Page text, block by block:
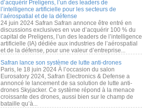
d’acquérir Preligens, l’un des leaders de
l’intelligence artificielle pour les secteurs de
l’aérospatial et de la défense
24 juin 2024 Safran Safran annonce être entré en
discussions exclusives en vue d’acquérir 100 % du
capital de Preligens, l’un des leaders de l’intelligence
artificielle (IA) dédiée aux industries de l’aérospatial
et de la défense, pour une valeur d’entreprise...
Safran lance son système de lutte anti-drones
Paris, le 18 juin 2024 À l’occasion du salon
Eurosatory 2024, Safran Electronics & Defense a
annoncé le lancement de sa solution de lutte anti-
drones Skyjacker. Ce système répond à la menace
croissante des drones, aussi bien sur le champ de
bataille qu’à...